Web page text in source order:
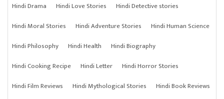
Hindi Drama
Hindi Love Stories
Hindi Detective stories
Hindi Moral Stories
Hindi Adventure Stories
Hindi Human Science
Hindi Philosophy
Hindi Health
Hindi Biography
Hindi Cooking Recipe
Hindi Letter
Hindi Horror Stories
Hindi Film Reviews
Hindi Mythological Stories
Hindi Book Reviews